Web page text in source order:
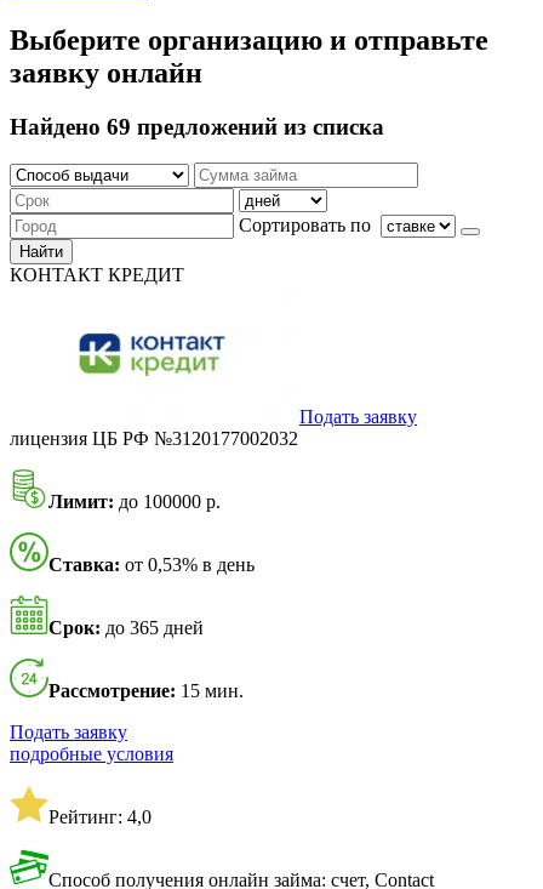
Выберите организацию и отправьте
заявку онлайн
Найдено 69 предложений из списка
Сортировать по
Найти
КОНТАКТ КРЕДИТ
Подать заявку
лицензия ЦБ РФ №3120177002032
Лимит: до 100000 р.
Ставка: от 0,53% в день
Срок: до 365 дней
Рассмотрение: 15 мин.
Подать заявку
подробные условия
Рейтинг: 4,0
Способ получения онлайн займа: счет, Contact